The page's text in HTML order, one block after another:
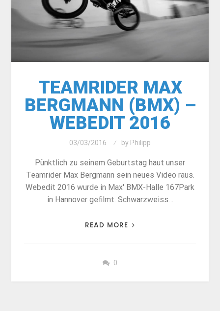
TEAMRIDER MAX
BERGMANN (BMX) –
WEBEDIT 2016
03/03/2016 by Philipp
Pünktlich zu seinem Geburtstag haut unser
Teamrider Max Bergmann sein neues Video raus.
Webedit 2016 wurde in Max' BMX-Halle 167Park
in Hannover gefilmt. Schwarzweiss…
READ MORE
0